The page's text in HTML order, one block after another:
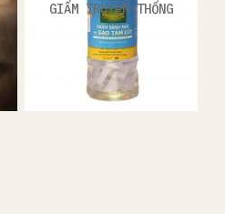
GIẤM TRUYỀN THỐNG